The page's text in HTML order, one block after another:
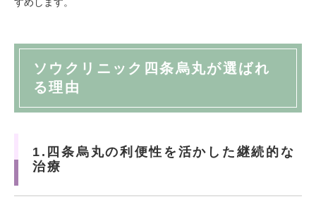
ソウクリニック四条烏丸が選ばれ
る理由
1.四条烏丸の利便性を活かした継続的な
治療